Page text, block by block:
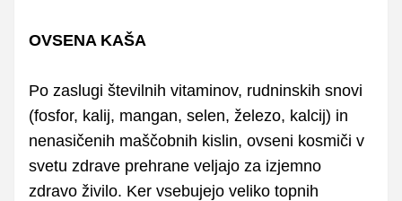
OVSENA KAŠA
Po zaslugi številnih vitaminov, rudninskih snovi
(fosfor, kalij, mangan, selen, železo, kalcij) in
nenasičenih maščobnih kislin, ovseni kosmiči v
svetu zdrave prehrane veljajo za izjemno
zdravo živilo. Ker vsebujejo veliko topnih